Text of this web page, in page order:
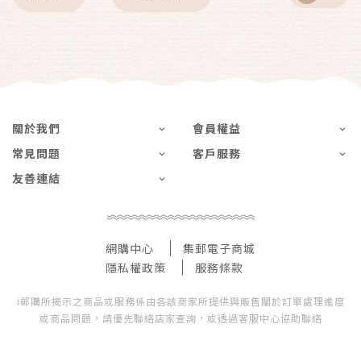
關於我們
會員權益
常見問題
客戶服務
友善連結
網購中心
集郵電子商城
隱私權政策
服務條款
i郵購所揭示之商品或服務係由各該商家所提供與販售關於訂單處理進度
或商品問題，請優先聯絡店家查詢，或透過客服中心協助聯絡